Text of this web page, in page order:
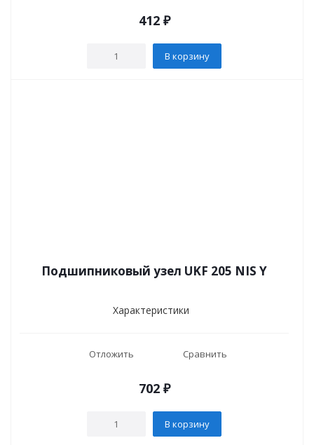
412 ₽
В корзину
Подшипниковый узел UKF 205 NIS Y
Характеристики
Отложить Сравнить
702 ₽
В корзину